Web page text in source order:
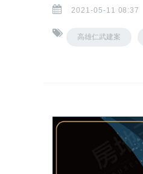
2021-05-11 08:37
高雄仁武建案